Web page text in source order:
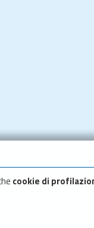
cookie di